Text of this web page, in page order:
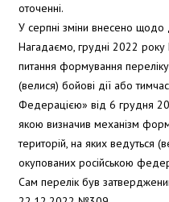
оточенні.
У серпні зміни внесено щодо
Нагадаємо, грудні 2022
питання формування
(велися) бойові дії або
Федерацією» від 6 грудня
якою визначив механізм
територій, на яких ведуться
окупованих російською
Сам перелік був